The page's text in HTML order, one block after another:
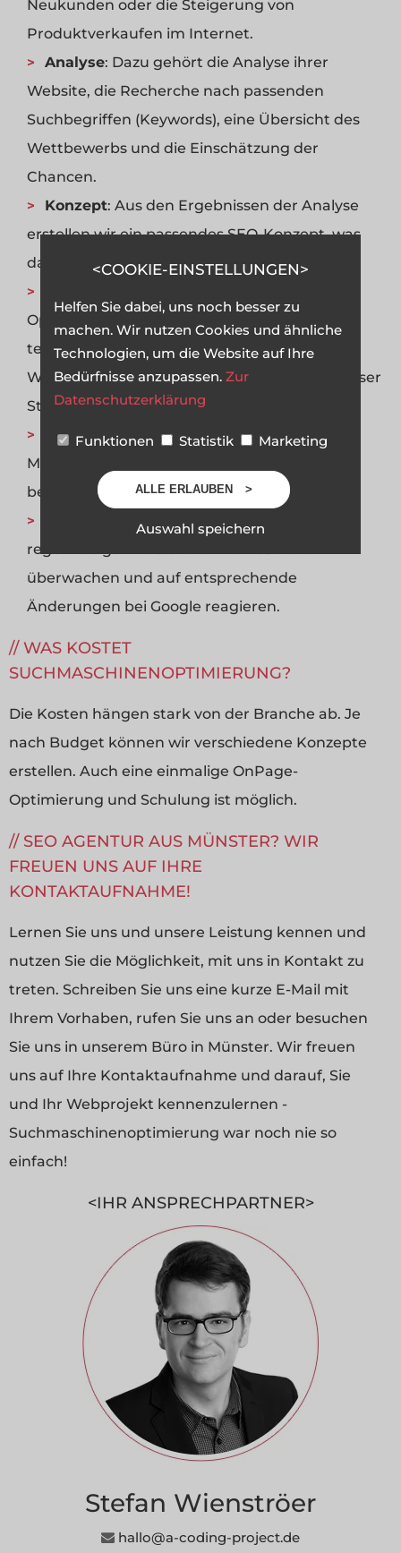
Neukunden oder die Steigerung von
Produktverkaufen im Internet.
Analyse: Dazu gehört die Analyse ihrer
Website, die Recherche nach passenden
Suchbegriffen (Keywords), eine Übersicht des
Wettbewerbs und die Einschätzung der
Chancen.
Konzept: Aus den Ergebnissen der Analyse
erstellen wir ein passendes SEO-Konzept, was
das weitere Vorgehen beschreibt.
Optimierung sind die inhaltlichen und
technischen Änderungen der Seite gemeint.
Wer hier überzeugen kann, hat bereits an dieser
Stelle die Chance auf gute Platzierungen.
OffPage-Optimierung: Hierunter fallen die
Maßnahmen, die ihre Seite im Internet
bekannter machen.
: Wir können für Sie in
regelmäßigen Abständen die Positionen
überwachen und auf entsprechende
Änderungen bei Google reagieren.
WAS KOSTET
SUCHMASCHINENOPTIMIERUNG?
Die Kosten hängen stark von der Branche ab. Je
nach Budget können wir verschiedene Konzepte
erstellen. Auch eine einmalige OnPage-
Optimierung und Schulung ist möglich.
SEO AGENTUR AUS MÜNSTER? WIR
FREUEN UNS AUF IHRE
KONTAKTAUFNAHME!
Lernen Sie uns und unsere Leistung kennen und
nutzen Sie die Möglichkeit, mit uns in Kontakt zu
treten. Schreiben Sie uns eine kurze E-Mail mit
Ihrem Vorhaben, rufen Sie uns an oder besuchen
Sie uns in unserem Büro in Münster. Wir freuen
uns auf Ihre Kontaktaufnahme und darauf, Sie
und Ihr Webprojekt kennenzulernen -
Suchmaschinenoptimierung war noch nie so
einfach!
IHR ANSPRECHPARTNER
Stefan Wienströer
hallo@a-coding-project.de
COOKIE-EINSTELLUNGEN
Helfen Sie dabei, uns noch besser zu
machen. Wir nutzen Cookies und ähnliche
Technologien, um die Website auf Ihre
Bedürfnisse anzupassen. Zur
Datenschutzerklärung
Funktionen Statistik Marketing
ALLE ERLAUBEN
Auswahl speichern